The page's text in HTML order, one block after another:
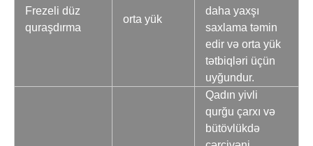
Frezeli düz
quraşdırma
orta yük
daha yaxşı
saxlama təmin
edir və orta yük
tətbiqləri üçün
uyğundur.
Qadın yivli
qurğu çarxı və
bütövlükdə